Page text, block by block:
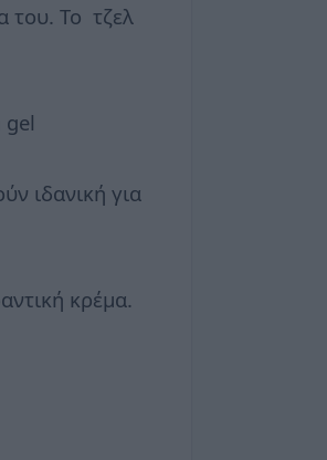
του. Το τζελ
gel
ιδανική για
κρέμα.